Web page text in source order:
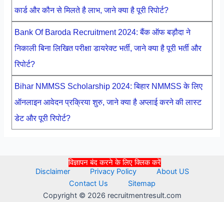
विज्ञापन बंद करने के लिए क्लिक करें
कार्ड और कौन से मिलते है लाभ, जाने क्या है पूरी रिपोर्ट?
Bank Of Baroda Recruitment 2024: बैंक ऑफ बड़ौदा ने
निकाली बिना लिखित परीक्षा डायरेक्ट भर्ती, जाने क्या है पूरी भर्ती और
रिपोर्ट?
Bihar NMMSS Scholarship 2024: बिहार NMMSS के लिए
ऑनलाइन आवेदन प्रक्रिया शुरु, जाने क्या है अप्लाई करने की लास्ट
डेट और पूरी रिपोर्ट?
Disclaimer Privacy Policy
About US
Contact Us
Sitemap
Copyright © 2026 recruitmentresult.com